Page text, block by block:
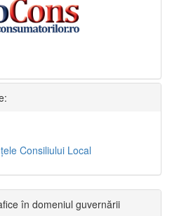
Consiliului Local
în domeniul guvernării